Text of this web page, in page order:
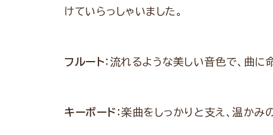
けていらっしゃいました。
フルート：流れるような美しい音色で、曲に
キーボード ：楽曲をしっかりと支え、温かみ